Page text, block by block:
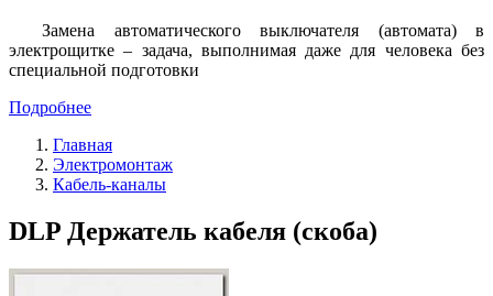
Замена автоматического выключателя (автомата) в
электрощитке – задача, выполнимая даже для человека без
специальной подготовки
Подробнее
Главная
Электромонтаж
Кабель-каналы
DLP Держатель кабеля (скоба)